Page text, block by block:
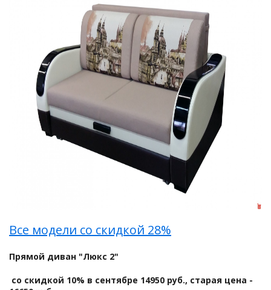
Все модели со скидкой 28%
Прямой диван "Люкс 2"
со скидкой 10% в сентябре 14950 руб., старая цена -